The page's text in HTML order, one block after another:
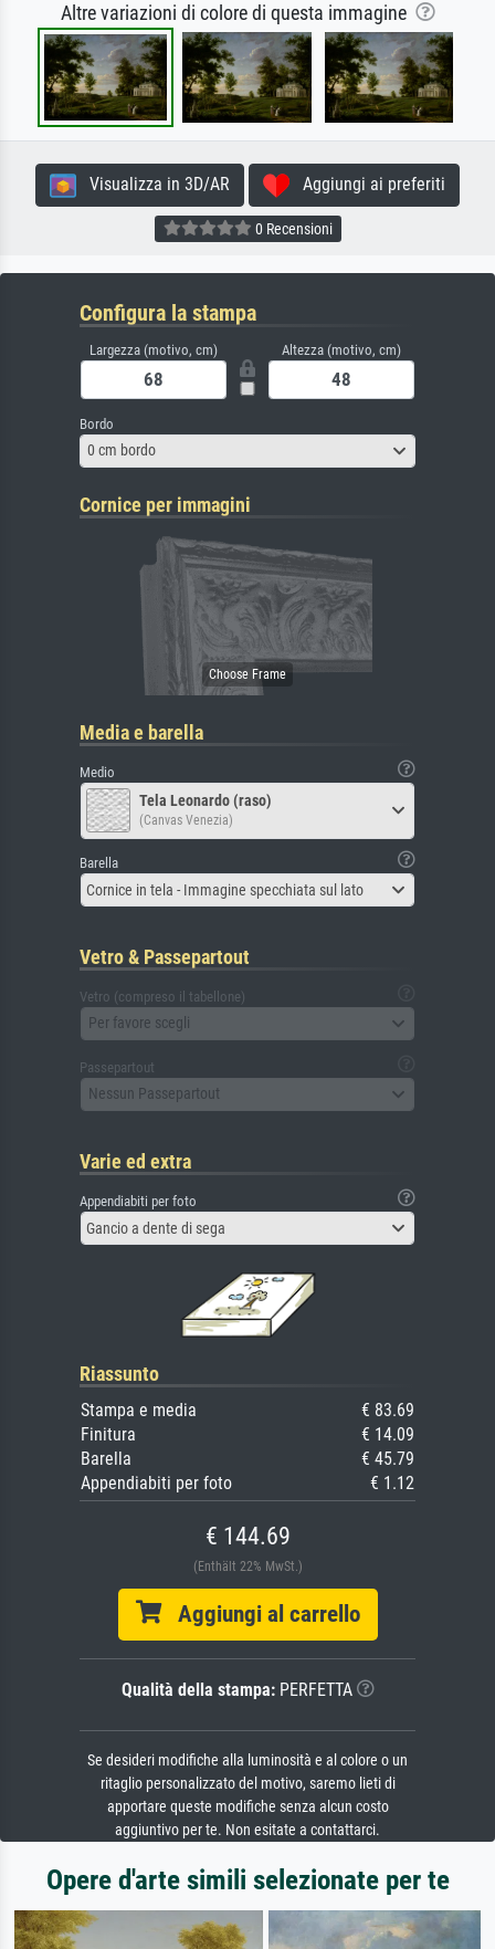
Altre variazioni di colore di questa immagine
Visualizza in 3D/AR Aggiungi ai preferiti
0 Recensioni
Configura la stampa
Largezza (motivo, cm) Altezza (motivo, cm)
Bordo
0 cm bordo
Cornice per immagini
Media e barella
Medio
Tela Leonardo (raso)
(Canvas Venezia)
Barella
Cornice in tela - Immagine specchiata sul lato
Vetro & Passepartout
Vetro (compreso il tabellone)
Per favore scegli
Passepartout
Nessun Passepartout
Varie ed extra
Appendiabiti per foto
Gancio a dente di sega
Riassunto
Stampa e media
€ 83.69
Finitura
€ 14.09
Barella
€ 45.79
Appendiabiti per foto
€ 1.12
€ 144.69
(Enthält 22% MwSt.)
Aggiungi al carrello
Qualità della stampa:PERFETTA
Se desideri modifiche alla luminosità e al colore o un
ritaglio personalizzato del motivo, saremo lieti di
apportare queste modifiche senza alcun costo
aggiuntivo per te. Non esitate a contattarci.
Opere d'arte simili selezionate per te